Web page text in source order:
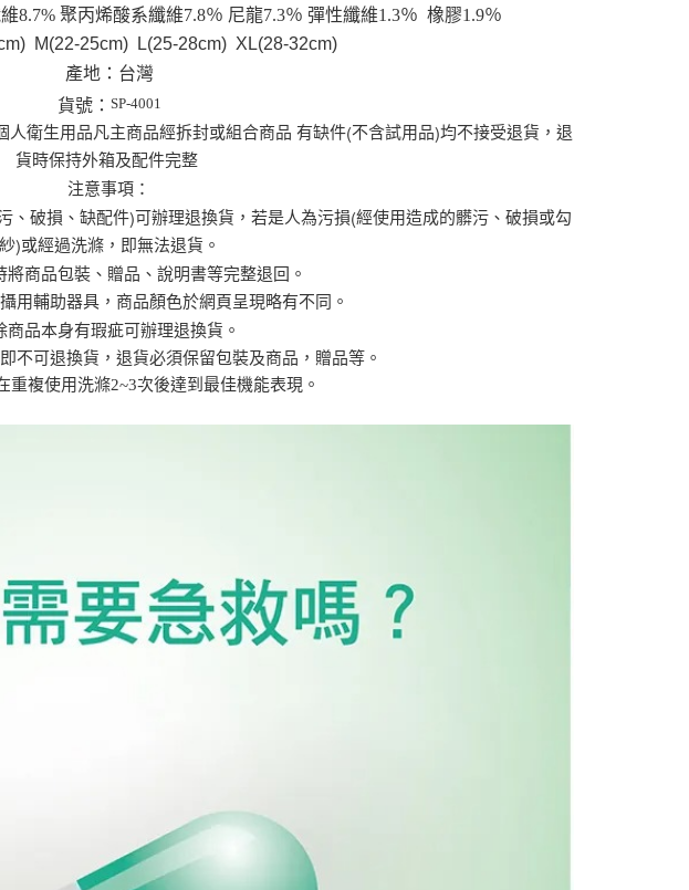
8.7% 聚丙烯酸系纖維7.8％ 尼龍7.3％ 彈性纖維1.3％ 橡膠1.9％
M(22-25cm) L(25-28cm) XL(28-32cm)
產地：台灣
貨號： SP-4001
衛生用品凡主商品經拆封或組合商品 有缺件(不含試用品)均不接受退貨，退
貨時保持外箱及配件完整
注意事項：
、破損、缺配件)可辦理退換貨，若是人為污損(經使用造成的髒污、破損或勾
紗)或經過洗滌，即無法退貨。
將商品包裝、贈品、說明書等完整退回。
用輔助器具，商品顏色於網頁呈現略有不同。
商品本身有瑕疵可辦理退換貨。
不可退換貨，退貨必須保留包裝及商品，贈品等。
重複使用洗滌2~3次後達到最佳機能表現。